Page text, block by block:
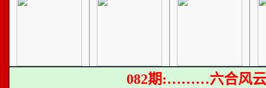
082期:………六合风